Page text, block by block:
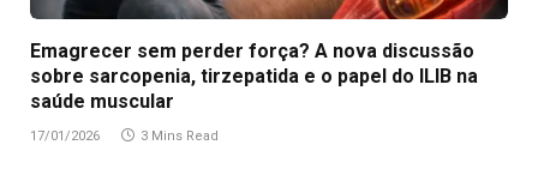
Emagrecer sem perder força? A nova discussão
sobre sarcopenia, tirzepatida e o papel do ILIB na
saúde muscular
17/01/2026 3 Mins Read